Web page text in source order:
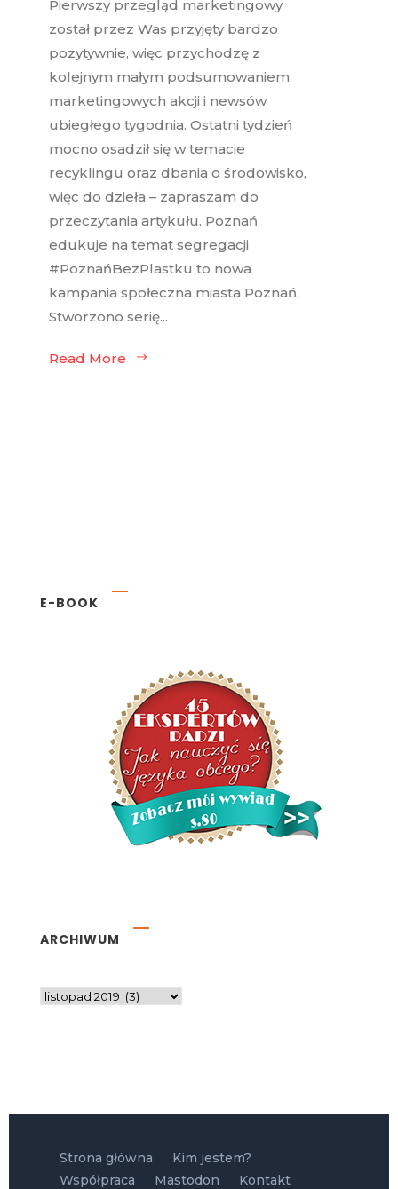
Pierwszy przegląd marketingowy
został przez Was przyjęty bardzo
pozytywnie, więc przychodzę z
kolejnym małym podsumowaniem
marketingowych akcji i newsów
ubiegłego tygodnia. Ostatni tydzień
mocno osadził się w temacie
recyklingu oraz dbania o środowisko,
więc do dzieła – zapraszam do
przeczytania artykułu. Poznań
edukuje na temat segregacji
#PoznańBezPlastku to nowa
kampania społeczna miasta Poznań.
Stworzono serię...
Read More
E-BOOK
ARCHIWUM
Strona główna
Kim jestem?
Współpraca
Mastodon Kontakt